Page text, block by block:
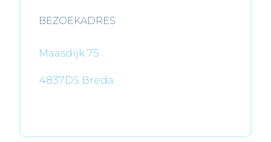
BEZOEKADRES
Maasdijk 75
4837DS Breda